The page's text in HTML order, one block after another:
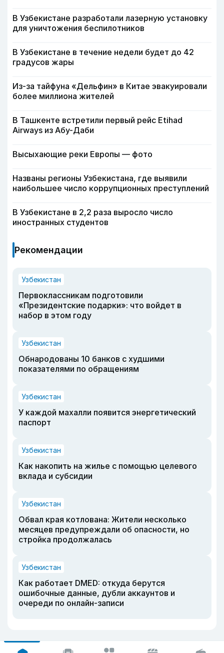
В Узбекистане разработали лазерную установку
для уничтожения беспилотников
В Узбекистане в течение недели будет до 42
градусов жары
Из-за тайфуна «Дельфин» в Китае эвакуировали
более миллиона жителей
В Ташкенте встретили первый рейс Etihad
Airways из Абу-Даби
Высыхающие реки Европы — фото
Названы регионы Узбекистана, где выявили
наибольшее число коррупционных преступлений
В Узбекистане в 2,2 раза выросло число
иностранных студентов
Рекомендации
Узбекистан
Первоклассникам подготовили
«Президентские подарки»: что войдет в
набор в этом году
Узбекистан
Обнародованы 10 банков с худшими
показателями по обращениям
Узбекистан
У каждой махалли появится энергетический
паспорт
Узбекистан
Как накопить на жилье с помощью целевого
вклада и субсидии
Узбекистан
Обвал края котлована: Жители несколько
месяцев предупреждали об опасности, но
стройка продолжалась
Узбекистан
Как работает DMED: откуда берутся
ошибочные данные, дубли аккаунтов и
очереди по онлайн-записи